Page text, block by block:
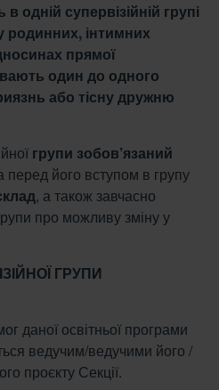
одній супервізійній групі
родинних, інтимних
прямої
один до одного
або тісну дружню
групи зобов’язаний
перед його вступом в групу
, а також завчасно
про можливу зміну у
ГРУПИ
даної освітньої програми
ведучим/ведучими його /
проєкту Секції.